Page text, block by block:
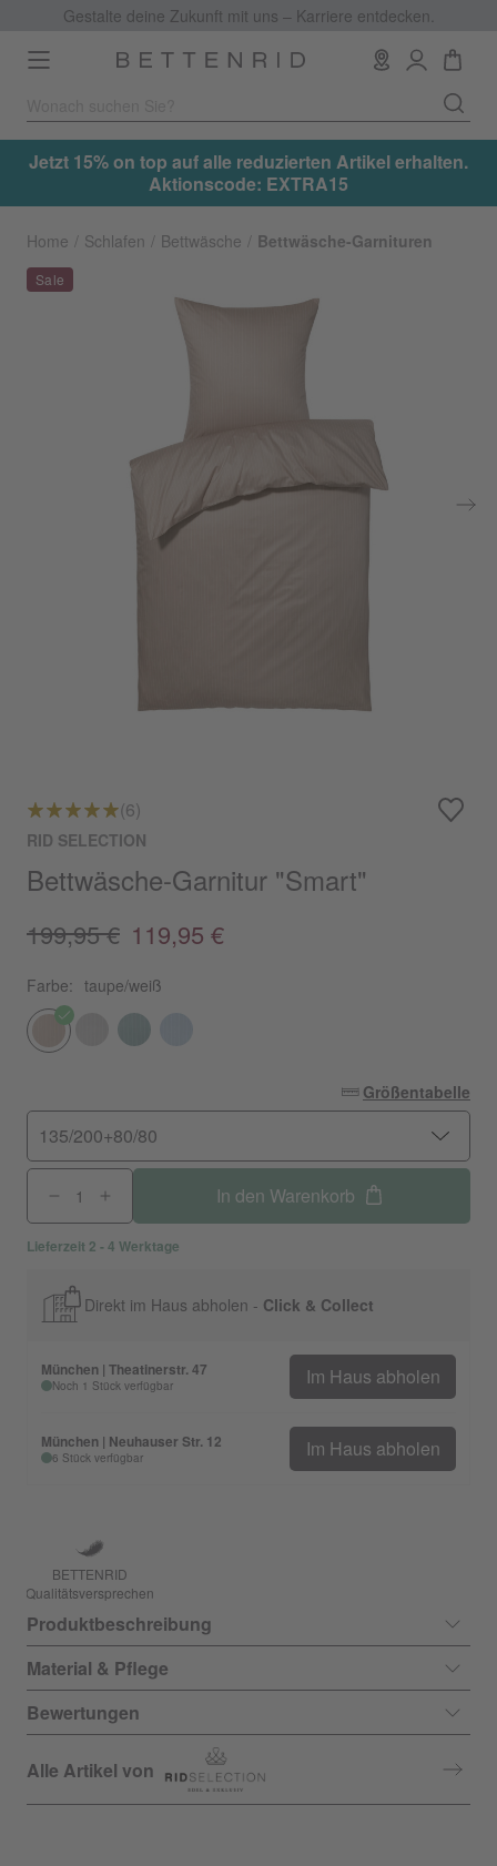
Gestalte deine Zukunft mit uns – Karriere entdecken.
Toggle
navigation
Jetzt 15% on top auf alle reduzierten Artikel erhalten.
Aktionscode: EXTRA15
Home Schlafen Bettwäsche Bettwäsche-Garnituren
(6)
RID SELECTION
Bettwäsche-Garnitur "Smart"
199,95 € 119,95 €
Farbe: taupe/weiß
Größentabelle
135/200+80/80
In den Warenkorb
Lieferzeit 2 - 4 Werktage
Direkt im Haus abholen - Click & Collect
München | Theatinerstr. 47
Noch 1 Stück verfügbar Im Haus abholen
München | Neuhauser Str. 12
6 Stück verfügbar Im Haus abholen
BETTENRID
Qualitätsversprechen
Produktbeschreibung
Material & Pflege
Bewertungen
Alle Artikel von